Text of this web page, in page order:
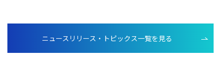
ニュースリリース・トピックス一覧を見る